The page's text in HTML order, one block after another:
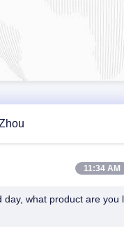
Cheat Co., Ltd
Poker Cheat được
11:34 AM
day, what product are you